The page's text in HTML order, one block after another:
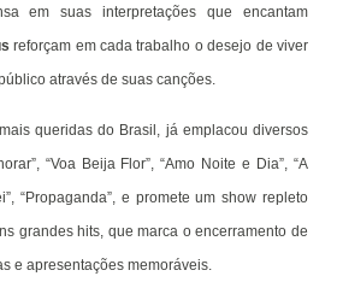
em suas interpretações que encantam
reforçam em cada trabalho o desejo de viver
através de suas canções.
queridas do Brasil, já emplacou diversos
“Voa Beija Flor”, “Amo Noite e Dia”, “A
“Propaganda”, e promete um show repleto
grandes hits, que marca o encerramento de
e apresentações memoráveis.